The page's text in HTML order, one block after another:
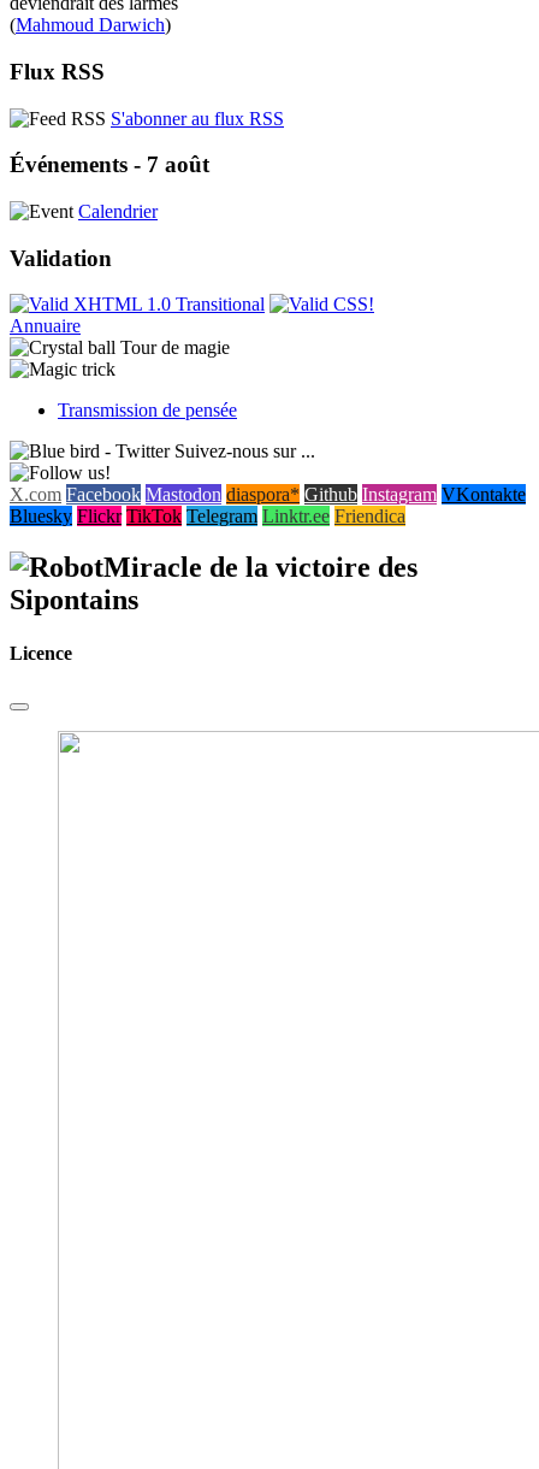
(Mahmoud Darwich)
Flux RSS
S'abonner au flux RSS
Événements - 7 août
Calendrier
Validation
Annuaire
Tour de magie
Transmission de pensée
Suivez-nous sur ...
X.com Facebook Mastodon diaspora* Github Instagram VKontakte
Bluesky Flickr TikTok Telegram Linktr.ee Friendica
Miracle de la victoire des
Sipontains
Licence